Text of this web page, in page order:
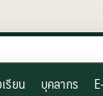
รียน บุคลากร